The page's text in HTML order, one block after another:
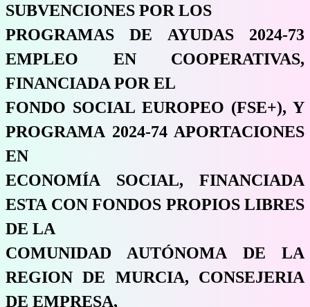
SUBVENCIONES POR LOS
PROGRAMAS DE AYUDAS 2024-73
EMPLEO EN COOPERATIVAS,
FINANCIADA POR EL
FONDO SOCIAL EUROPEO (FSE+), Y
PROGRAMA 2024-74 APORTACIONES
EN
ECONOMÍA SOCIAL, FINANCIADA
ESTA CON FONDOS PROPIOS LIBRES
DE LA
COMUNIDAD AUTÓNOMA DE LA
REGION DE MURCIA, CONSEJERIA
DE EMPRESA,